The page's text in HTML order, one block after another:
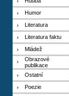
Humor
Literatura
Literatura faktu
Mládež
Obrazové
publikace
Ostatní
Poezie